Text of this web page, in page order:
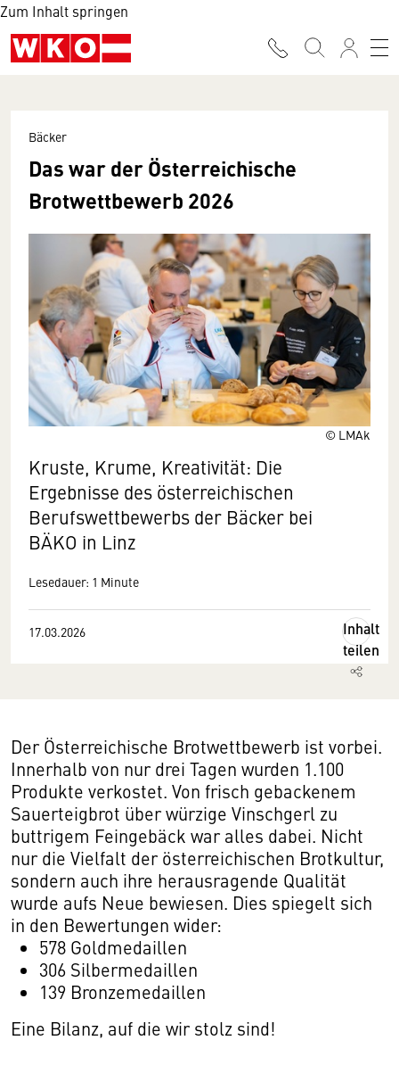
Zum Inhalt springen
© LMAk
Bäcker
Das war der Österreichische
Brotwettbewerb 2026
Kruste, Krume, Kreativität: Die
Ergebnisse des österreichischen
Berufswettbewerbs der Bäcker bei
BÄKO in Linz
Lesedauer: 1 Minute
17.03.2026
Inhalt
teilen
Der Österreichische Brotwettbewerb ist vorbei.
Innerhalb von nur drei Tagen wurden 1.100
Produkte verkostet. Von frisch gebackenem
Sauerteigbrot über würzige Vinschgerl zu
buttrigem Feingebäck war alles dabei. Nicht
nur die Vielfalt der österreichischen Brotkultur,
sondern auch ihre herausragende Qualität
wurde aufs Neue bewiesen. Dies spiegelt sich
in den Bewertungen wider:
578 Goldmedaillen
306 Silbermedaillen
139 Bronzemedaillen
Eine Bilanz, auf die wir stolz sind!